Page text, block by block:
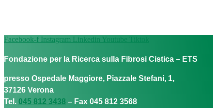
Facebook-f Instagram Linkedin Youtube Tiktok
Fondazione per la Ricerca sulla Fibrosi Cistica – ETS
presso Ospedale Maggiore, Piazzale Stefani, 1,
37126 Verona
Tel. 045 812 3438 – Fax 045 812 3568